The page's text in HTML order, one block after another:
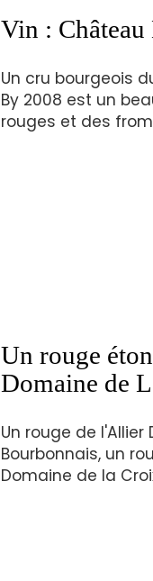
Vin :
Un cru bourgeois
By 2008 est un
rouges et des
Un rouge
Domaine de
Un rouge de l'Allier
Bourbonnais, un
Domaine de la